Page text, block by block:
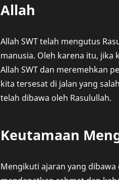
Allah
Allah SWT telah mengutus
manusia. Oleh karena itu,
Allah SWT dan meremehkan
kita tersesat di jalan yang
telah dibawa oleh Rasulullah.
Keutamaan
Mengikuti ajaran yang dibawa